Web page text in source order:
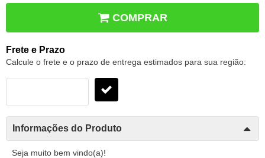
COMPRAR
Frete e Prazo
Calcule o frete e o prazo de entrega estimados para sua região:
Informações do Produto
Seja muito bem vindo(a)!